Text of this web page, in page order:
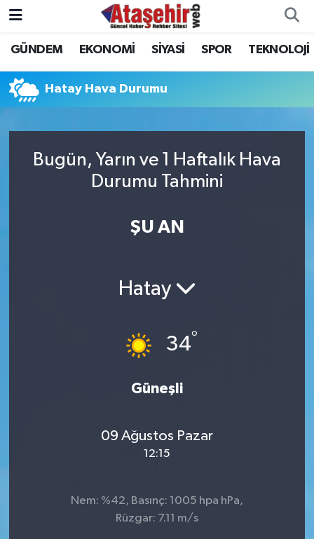
GÜNDEM EKONOMİ SİYASİ SPOR TEKNOLOJİ
Hatay Hava Durumu
Bugün, Yarın ve 1 Haftalık Hava
Durumu Tahmini
ŞU AN
Hatay
34°
Güneşli
09 Ağustos Pazar
12:15
Nem: %42, Basınç: 1005 hpa hPa,
Rüzgar: 7.11 m/s
Hava Durumu
Trafik Durumu
Tüm Manşetler